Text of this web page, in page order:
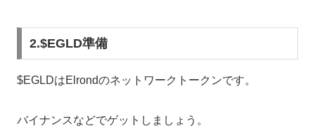
2.$EGLD準備
$EGLDはElrondのネットワークトークンです。
バイナンスなどでゲットしましょう。